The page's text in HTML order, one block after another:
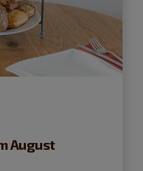
August